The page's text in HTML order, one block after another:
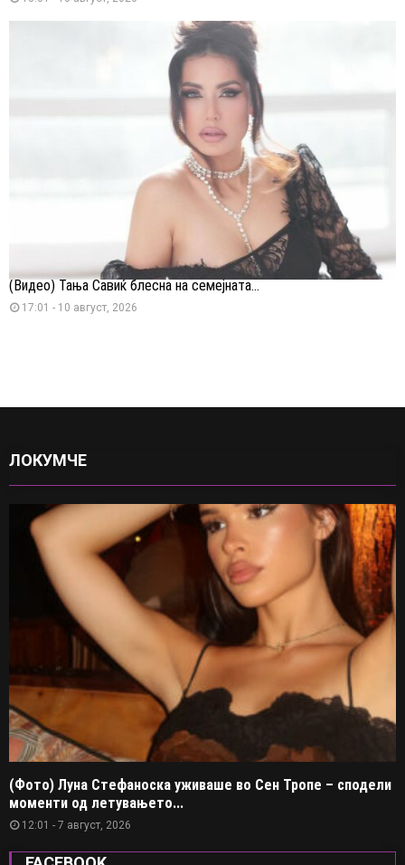
(Видео) Тања Савиќ блесна на семејната...
17:01 - 10 август, 2026
ЛОКУМЧЕ
(Фото) Луна Стефаноска уживаше во Сен Тропе – сподели
моменти од летувањето...
12:01 - 7 август, 2026